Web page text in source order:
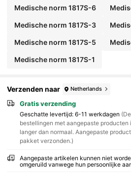
Medische norm 1817S-6
Medische norm 1817S-3
Medische norm 1817S-5
Medische norm 1817S-1
Verzenden naar Netherlands
Gratis verzending
Geschatte levertijd: 6-11 werkdagen
bestellingen met aangepaste producten
langer dan normaal. Aangepaste
pakket verzonden.)
Aangepaste artikelen kunnen niet
omgeruild vanwege hun persoonlijke